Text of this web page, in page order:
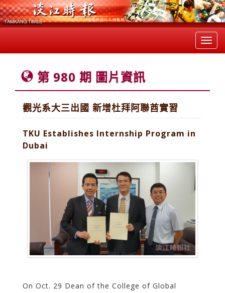
第 980 期 圖片資訊
觀光系大三出國 新增杜拜阿聯酋實習
TKU Establishes Internship Program in
Dubai
On Oct. 29 Dean of the College of Global